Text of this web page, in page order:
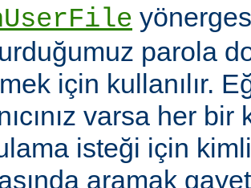
parola
için kullanılır.
varsa her bir
isteği için
aramak